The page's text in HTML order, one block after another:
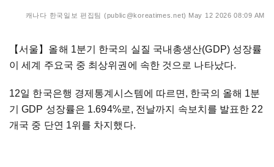
캐나다 한국일보 편집팀 (public@koreatimes.net) May 12 2026 08:09 AM
【서울】 올해 1분기 한국의 실질 국내총생산(GDP) 성장률
이 세계 주요국 중 최상위권에 속한 것으로 나타났다.
12일 한국은행 경제통계시스템에 따르면, 한국의 올해 1분
기 GDP 성장률은 1.694%로, 전날까지 속보치를 발표한 22
개국 중 단연 1위를 차지했다.